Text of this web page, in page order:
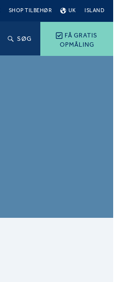
SHOP TILBEHØR UK ISLAND
FÅ GRATIS
OPMÅLING
SØG